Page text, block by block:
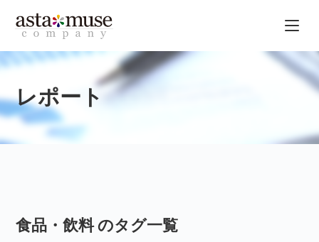
レポート
食品・飲料 のタグ一覧